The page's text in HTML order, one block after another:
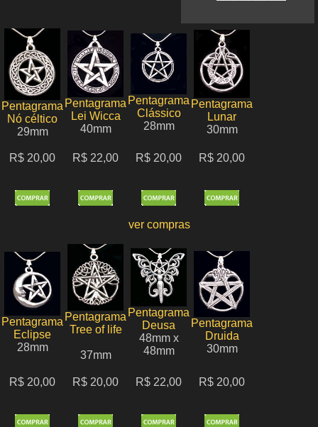
Pentagrama
Nó céltico
29mm
Pentagrama
Lei Wicca
40mm
Pentagrama
Clássico
28mm
Pentagrama
Lunar
30mm
R$ 20,00 R$ 22,00 R$ 20,00 R$ 20,00
ver compras
Pentagrama
Eclipse
28mm
Pentagrama
Tree of life
37mm
Pentagrama
Deusa
48mm x
48mm
Pentagrama
Druida
30mm
R$ 20,00 R$ 20,00 R$ 22,00 R$ 20,00